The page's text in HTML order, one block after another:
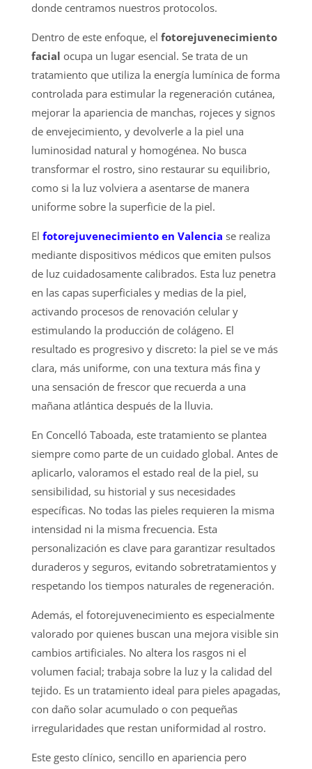
donde centramos nuestros protocolos.
Dentro de este enfoque, el fotorejuvenecimiento
facial ocupa un lugar esencial. Se trata de un
tratamiento que utiliza la energía lumínica de forma
controlada para estimular la regeneración cutánea,
mejorar la apariencia de manchas, rojeces y signos
de envejecimiento, y devolverle a la piel una
luminosidad natural y homogénea. No busca
transformar el rostro, sino restaurar su equilibrio,
como si la luz volviera a asentarse de manera
uniforme sobre la superficie de la piel.
El fotorejuvenecimiento en Valencia se realiza
mediante dispositivos médicos que emiten pulsos
de luz cuidadosamente calibrados. Esta luz penetra
en las capas superficiales y medias de la piel,
activando procesos de renovación celular y
estimulando la producción de colágeno. El
resultado es progresivo y discreto: la piel se ve más
clara, más uniforme, con una textura más fina y
una sensación de frescor que recuerda a una
mañana atlántica después de la lluvia.
En Concelló Taboada, este tratamiento se plantea
siempre como parte de un cuidado global. Antes de
aplicarlo, valoramos el estado real de la piel, su
sensibilidad, su historial y sus necesidades
específicas. No todas las pieles requieren la misma
intensidad ni la misma frecuencia. Esta
personalización es clave para garantizar resultados
duraderos y seguros, evitando sobretratamientos y
respetando los tiempos naturales de regeneración.
Además, el fotorejuvenecimiento es especialmente
valorado por quienes buscan una mejora visible sin
cambios artificiales. No altera los rasgos ni el
volumen facial; trabaja sobre la luz y la calidad del
tejido. Es un tratamiento ideal para pieles apagadas,
con daño solar acumulado o con pequeñas
irregularidades que restan uniformidad al rostro.
Este gesto clínico, sencillo en apariencia pero